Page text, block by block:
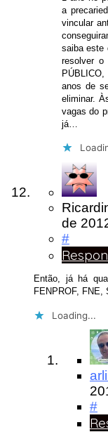
a
vincular
saiba este
resolver o
anos de
eliminar.
vagas do
já…
de
#
Então, já há
FENPROF, FNE,
Loading...
#